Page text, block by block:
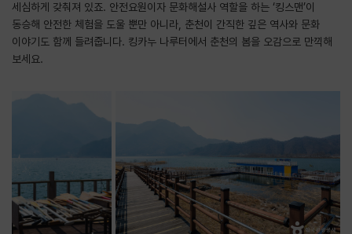
세심하게 갖춰져 있죠. 안전요원이자 문화해설사 역할을 하는 ‘킹스맨’이
동승해 안전한 체험을 도울 뿐만 아니라, 춘천이 간직한 깊은 역사와 문화
이야기도 함께 들려줍니다. 킹카누 나루터에서 춘천의 봄을 오감으로 만끽해
보세요.